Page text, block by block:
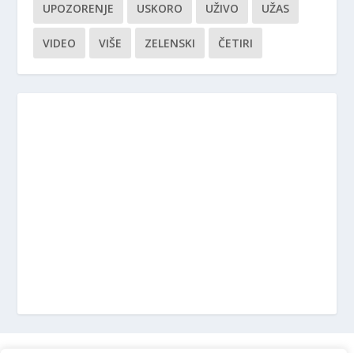
UPOZORENJE USKORO UŽIVO UŽAS
VIDEO VIŠE ZELENSKI ČETIRI